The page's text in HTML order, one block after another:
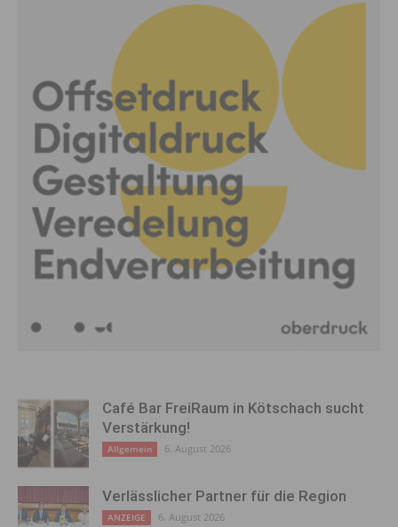
Café Bar FreiRaum in Kötschach sucht
Verstärkung!
Allgemein 6. August 2026
Verlässlicher Partner für die Region
ANZEIGE 6. August 2026